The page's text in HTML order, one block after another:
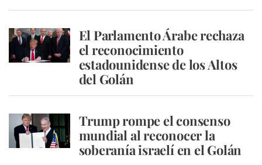
El Parlamento Árabe rechaza
el reconocimiento
estadounidense de los Altos
del Golán
Trump rompe el consenso
mundial al reconocer la
soberanía israelí en el Golán